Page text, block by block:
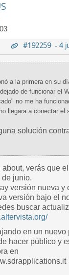
#192259- 4
a la primera en su
de funcionar el
no me ha
llegara a conectar el
solución
verás que
junio.
versión nueva y
versión bajo el
buscar
en un nuevo
hacer público y
en